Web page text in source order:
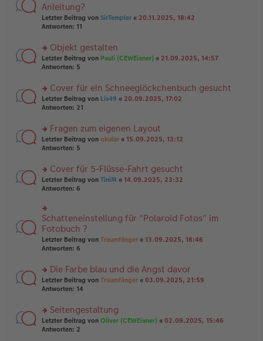
er
B
ei
tr
g
el
es
e
er
B
ei
tr
g
te
r
u
n
el
es
e
B
ei
tr
g
Anleitung?
Letzter Beitrag von SirTempler « 20.11.2025, 18:42
Antworten: 11
rs
te
n
g
el
e
n
er
tr
a
g
Objekt gestalten
Letzter Beitrag von Pauli (CEWEianer) « 21.09.2025, 14:57
Antworten: 5
rs
te
n
g
el
e
n
er
tr
a
g
Cover für ein Schneeglöckchenbuch gesucht
Letzter Beitrag von Lis49 « 20.09.2025, 17:02
Antworten: 21
rs
te
n
g
el
e
n
er
B
ei
tr
g
Fragen zum eigenen Layout
Letzter Beitrag von okular « 15.09.2025, 13:12
Antworten: 5
rs
te
u
n
g
el
es
e
er
B
ei
tr
g
Cover für 5-Flüsse-Fahrt gesucht
Letzter Beitrag von TiniM « 14.09.2025, 23:32
Antworten: 6
rs
te
r
u
n
el
es
e
B
ei
tr
Schatteneinstellung für "Polaroid Fotos" im
Fotobuch ?
Letzter Beitrag von Traumfänger « 13.09.2025, 18:46
Antworten: 6
rs
te
n
g
el
Die Farbe blau und die Angst davor
Letzter Beitrag von Traumfänger « 03.09.2025, 21:59
Antworten: 14
rs
te
Seitengestaltung
Letzter Beitrag von Oliver (CEWEianer) « 02.09.2025, 15:46
Antworten: 2